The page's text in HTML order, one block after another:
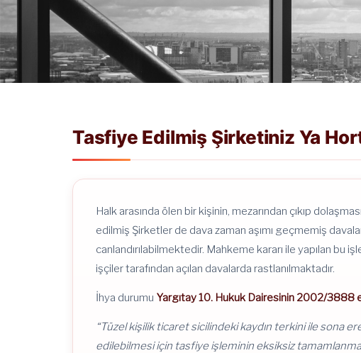
Tasfiye Edilmiş Şirketiniz Ya
Halk arasında ölen bir kişinin, mezarından çıkıp
edilmiş Şirketler de dava zaman aşımı geçmemiş
canlandırılabilmektedir. Mahkeme kararı ile yapılan bu
işçiler tarafından açılan davalarda rastlanılmaktadır.
İhya durumu Yargıtay 10. Hukuk Dairesinin 2002/3888
“Tüzel kişilik ticaret sicilindeki kaydın terkini ile sona
edilebilmesi için tasfiye işleminin eksiksiz